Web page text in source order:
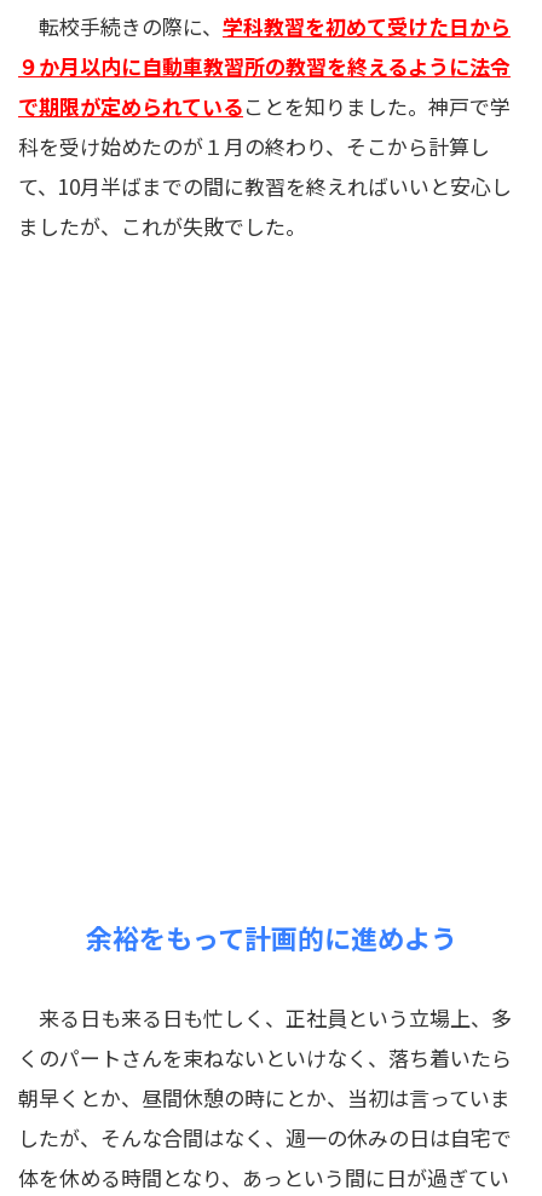
転校手続きの際に、 学科教習を初めて受けた日から
９か月以内に自動車教習所の教習を終えるように法令
で期限が定められていることを知りました。神戸で学
科を受け始めたのが１月の終わり、そこから計算し
て、10月半ばまでの間に教習を終えればいいと安心し
ましたが、これが失敗でした。
余裕をもって計画的に進めよう
来る日も来る日も忙しく、正社員という立場上、多
くのパートさんを束ねないといけなく、落ち着いたら
朝早くとか、昼間休憩の時にとか、当初は言っていま
したが、そんな合間はなく、週一の休みの日は自宅で
体を休める時間となり、あっという間に日が過ぎてい